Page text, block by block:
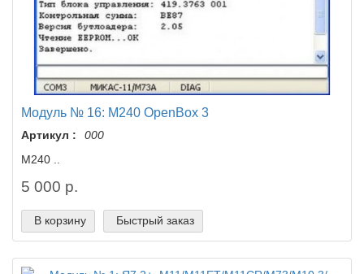
Модуль № 16: M240 OpenBox 3
Артикул :
000
M240 ..
5 000 р.
В корзину Быстрый заказ